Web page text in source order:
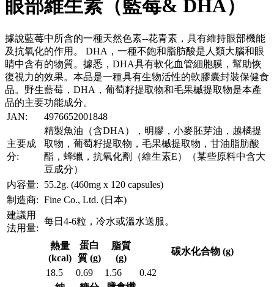
眼部維生素（藍莓& DHA）
據說藍莓中所含的一種天然色素--花青素，具有維持眼部機能
及抗氧化的作用。 DHA，一種不飽和脂肪酸是人類大腦和眼
睛中含有的物質。據悉，DHA具有軟化血管細胞膜，幫助恢
復視力的效果。本品是一種具有生物活性的軟膠囊封裝保健食
品。野生藍莓，DHA，葡萄籽提取物和毛果槭提取物是本產
品的主要功能成分。
JAN:
4976652001848
主要成
分:
精製魚油（含DHA），明膠，小麥胚芽油，越橘提
取物，葡萄籽提取物，毛果槭提取物，甘油脂肪酸
酯，蜂蠟，抗氧化劑（維生素E）（某些原料中含大
豆成分）
内容量:
55.2g. (460mg x 120 capsules)
制造商: Fine Co., Ltd. (日本)
建議用
法用量:
每日4-6粒，冷水或溫水送服。
熱量
(kcal)
蛋白
質 (g)
脂質
(g)
碳水化合物 (g)
18.5 0.69 1.56
0.42